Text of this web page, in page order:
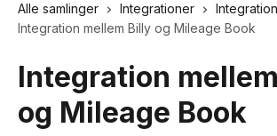
Alle samlinger Integrationer
Integration mellem Billy og Mileage Book
Integration
og Mileage Book